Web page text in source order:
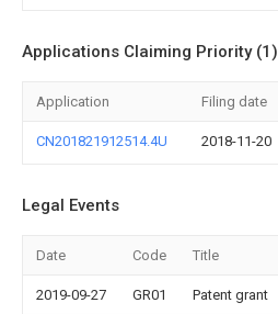
Applications Claiming Priority (1)
Application Filing date
CN201821912514.4U 2018-11-20
Legal Events
Date Code Title
2019-09-27 GR01 Patent grant